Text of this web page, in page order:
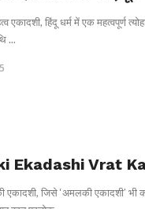
एकादशी, हिंदू धर्म में एक महत्वपूर्ण
...
Ekadashi Vrat
एकादशी, जिसे ‘अमलकी एकादशी’ भी